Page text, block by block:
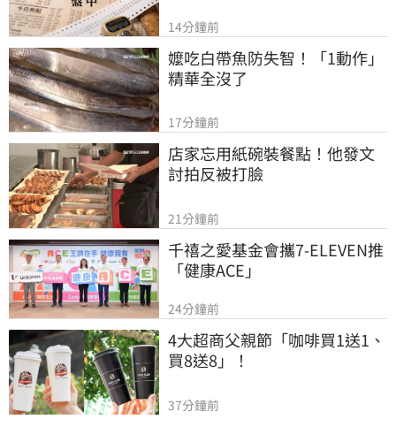
14分鐘前
嬤吃白帶魚防失智！「1動作」
精華全沒了
17分鐘前
店家忘用紙碗裝餐點！他發文
討拍反被打臉
21分鐘前
千禧之愛基金會攜7-ELEVEN推
「健康ACE」
24分鐘前
4大超商父親節「咖啡買1送1、
買8送8」！
37分鐘前